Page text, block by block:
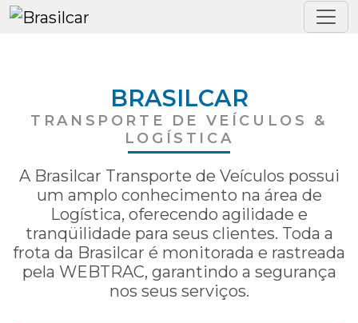
BRASILCAR
TRANSPORTE DE VEÍCULOS &
LOGÍSTICA
A Brasilcar Transporte de Veículos possui
um amplo conhecimento na área de
Logística, oferecendo agilidade e
tranqüilidade para seus clientes. Toda a
frota da Brasilcar é monitorada e rastreada
pela WEBTRAC, garantindo a segurança
nos seus serviços.